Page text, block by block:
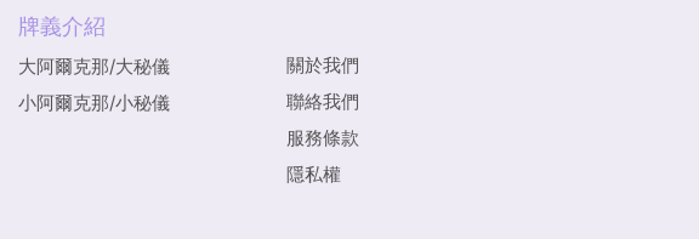
牌義介紹
大阿爾克那/大秘儀
小阿爾克那/小秘儀
關於我們
聯絡我們
服務條款
隱私權